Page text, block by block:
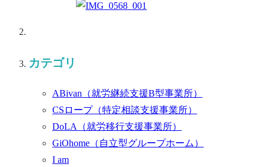
カテゴリ
ABivan （就労継続支援B型事業所）
CSロープ （特定相談支援事業所）
DoLA （就労移行支援事業所）
GiOhome （自立型グループホーム）
I am